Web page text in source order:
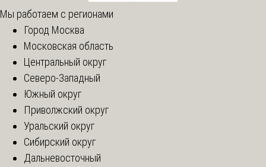
Мы работаем с регионами
Город Москва
Московская область
Центральный округ
Северо-Западный
Южный округ
Приволжский округ
Уральский округ
Сибирский округ
Дальневосточный